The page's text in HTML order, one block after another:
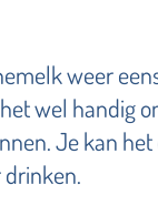
weer
wel handig
Je kan